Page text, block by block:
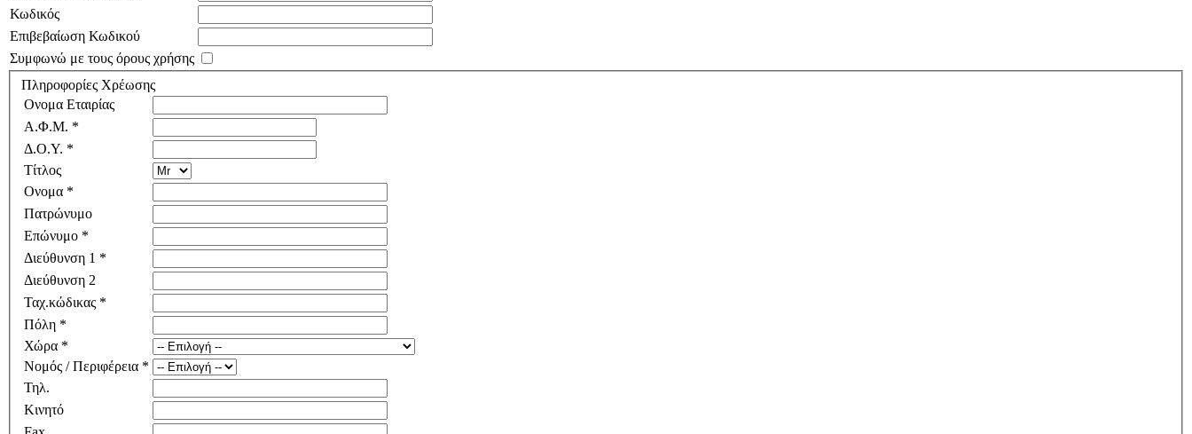
Κωδικός
Επιβεβαίωση Κωδικού
Συμφωνώ με τους όρους χρήσης
Πληροφορίες Χρέωσης
Ονομα Εταιρίας
Α.Φ.Μ. *
Δ.Ο.Υ. *
Τίτλος
Ονομα *
Πατρώνυμο
Επώνυμο *
Διεύθυνση 1 *
Διεύθυνση 2
Ταχ.κώδικας *
Πόλη *
Χώρα *
Νομός / Περιφέρεια *
Τηλ.
Κινητό